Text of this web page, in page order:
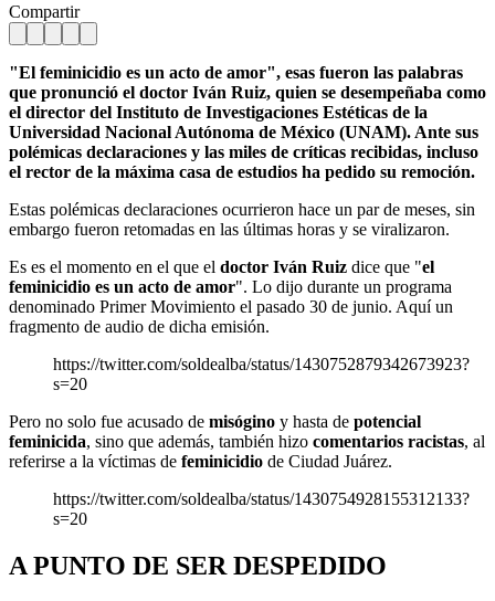
Compartir
"El feminicidio es un acto de amor", esas fueron las palabras
que pronunció el doctor Iván Ruiz, quien se desempeñaba como
el director del Instituto de Investigaciones Estéticas de la
Universidad Nacional Autónoma de México (UNAM). Ante sus
polémicas declaraciones y las miles de críticas recibidas, incluso
el rector de la máxima casa de estudios ha pedido su remoción.
Estas polémicas declaraciones ocurrieron hace un par de meses, sin
embargo fueron retomadas en las últimas horas y se viralizaron.
Es es el momento en el que el doctor Iván Ruiz dice que "el
feminicidio es un acto de amor". Lo dijo durante un programa
denominado Primer Movimiento el pasado 30 de junio. Aquí un
fragmento de audio de dicha emisión.
https://twitter.com/soldealba/status/1430752879342673923?
s=20
Pero no solo fue acusado de misógino y hasta de potencial
feminicida, sino que además, también hizo comentarios racistas, al
referirse a la víctimas de feminicidio de Ciudad Juárez.
https://twitter.com/soldealba/status/1430754928155312133?
s=20
A PUNTO DE SER DESPEDIDO